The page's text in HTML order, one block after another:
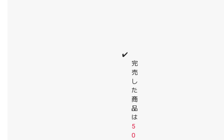
✔️
完
売
し
た
商
品
は
5
0